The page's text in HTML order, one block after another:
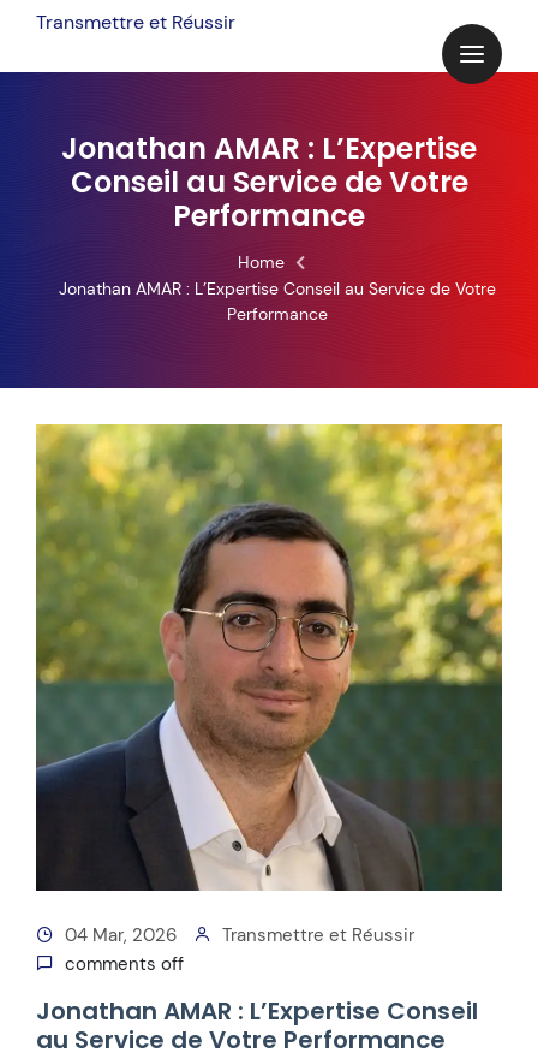
content
Transmettre et Réussir
Jonathan AMAR : L’Expertise
Conseil au Service de Votre
Performance
Home
Jonathan AMAR : L’Expertise Conseil au Service de Votre
Performance
04 Mar, 2026
Transmettre et Réussir
comments off
Jonathan AMAR : L’Expertise Conseil
au Service de Votre Performance